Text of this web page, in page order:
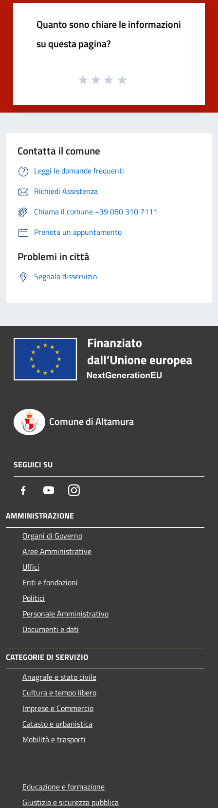
Quanto sono chiare le informazioni
su questa pagina?
Contatta il comune
Leggi le domande frequenti
Richiedi Assistenza
Chiama il comune +39 080 310 7111
Prenota un appuntamento
Problemi in città
Segnala disservizio
Comune di Altamura
SEGUICI SU
Facebook YoutubeInstagram
AMMINISTRAZIONE
Organi di Governo
Aree Amministrative
Uffici
Enti e fondazioni
Politici
Personale Amministrativo
Documenti e dati
CATEGORIE DI SERVIZIO
Anagrafe e stato civile
Cultura e tempo libero
Imprese e Commercio
Catasto e urbanistica
Mobilità e trasporti
Educazione e formazione
Giustizia e sicurezza pubblica